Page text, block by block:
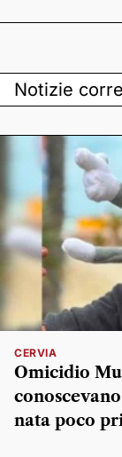
Notizie
CERVIA
Omicidio
nata poco